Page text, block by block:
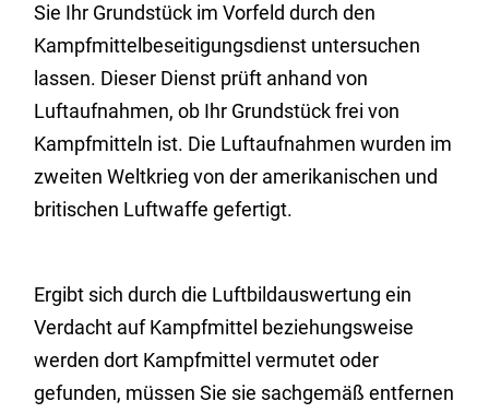
Sie Ihr Grundstück im Vorfeld durch den
Kampfmittelbeseitigungsdienst untersuchen
lassen. Dieser Dienst prüft anhand von
Luftaufnahmen, ob Ihr Grundstück frei von
Kampfmitteln ist. Die Luftaufnahmen wurden im
zweiten Weltkriegvon der amerikanischen und
britischen Luftwaffe gefertigt.
Ergibt sich durch die Luftbildauswertung ein
Verdacht auf Kampfmittel beziehungsweise
werden dort Kampfmittel vermutet oder
gefunden, müssen Sie sie sachgemäß entfernen